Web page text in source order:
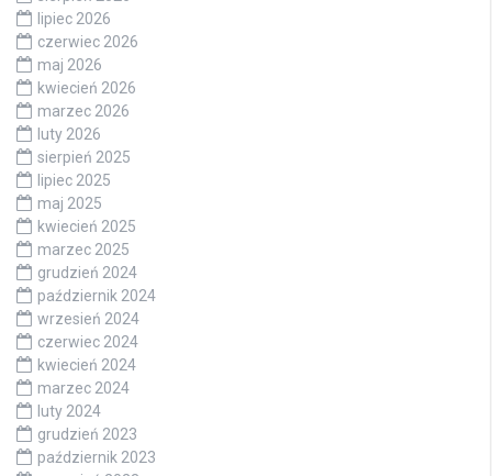
lipiec 2026
czerwiec 2026
maj 2026
kwiecień 2026
marzec 2026
luty 2026
sierpień 2025
lipiec 2025
maj 2025
kwiecień 2025
marzec 2025
grudzień 2024
październik 2024
wrzesień 2024
czerwiec 2024
kwiecień 2024
marzec 2024
luty 2024
grudzień 2023
październik 2023